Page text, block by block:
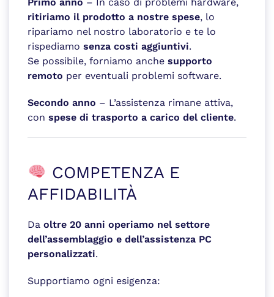
ritiriamo il prodotto a nostre spese, lo
ripariamo nel nostro laboratorio e te lo
rispediamo senza costi aggiuntivi.
Se possibile, forniamo anche supporto
remoto per eventuali problemi software.
Secondo anno – L’assistenza rimane attiva,
con spese di trasporto a carico del cliente.
COMPETENZA E
AFFIDABILITÀ
Da oltre 20 anni operiamo nel settore
dell’assemblaggio e dell’assistenza PC
personalizzati.
Supportiamo ogni esigenza: